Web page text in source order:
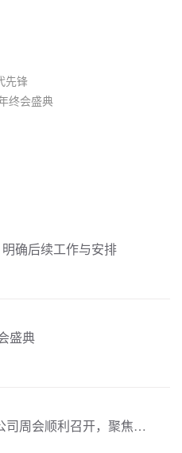
先锋
终会盛典
确后续工作与安排
盛典
安徽洲驰、万德实业有限公司周会顺利召开，聚焦项目开展与团队协作